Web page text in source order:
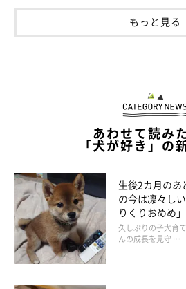
もっと見る
あわせて読み
「犬が好き」の
生後2カ月の
の今は凛々し
りくりおめめ
久しぶりの子犬育
んの成長を見守 …